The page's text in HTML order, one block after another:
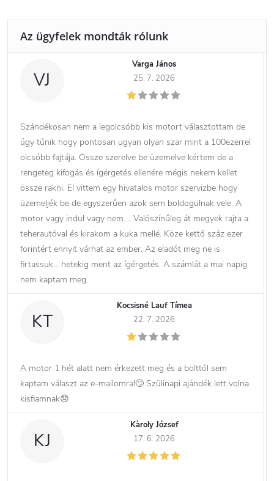
VJ
Varga János
25. 7. 2026
Szándékosan nem a legolcsóbb kis motort választottam de
úgy tűnik hogy pontosan ugyan olyan szar mint a 100ezerrel
olcsóbb fajtája. Össze szerelve be üzemelve kértem de a
rengeteg kifogás és ígérgetés ellenére mégis nekem kellet
össze rakni. El vittem egy hivatalos motor szervizbe hogy
üzemeljék be de egyszerűen azok sem boldogulnak vele. A
motor vagy indul vagy nem…. Valószínűleg át megyek rajta a
teherautóval és kirakom a kuka mellé. Köze kettő száz ezer
forintért ennyit várhat az ember. Az eladót meg ne is
firtassuk… hetekig ment az ígérgetés. A számlát a mai napig
nem kaptam meg.
KT
Kocsisné Lauf Tímea
22. 7. 2026
A motor 1 hét alatt nem érkezett meg és a bolttól sem
kaptam választ az e-mailomra!🙄 Szülinapi ajándék lett volna
kisfiamnak😞
KJ
Kàroly József
17. 6. 2026